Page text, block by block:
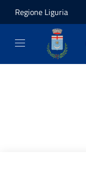
Regione Liguria